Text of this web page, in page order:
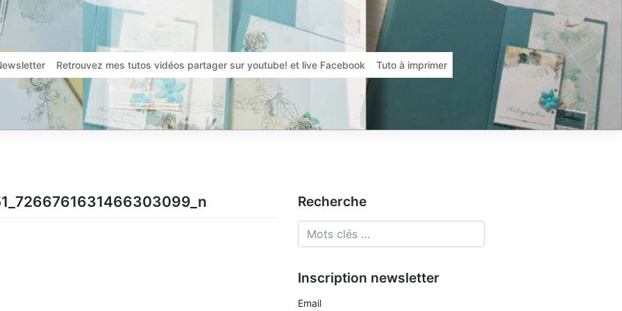
Retrouvez mes tutos vidéos partager sur youtube! et live Facebook Tuto à imprimer
Recherche
Inscription newsletter
Email